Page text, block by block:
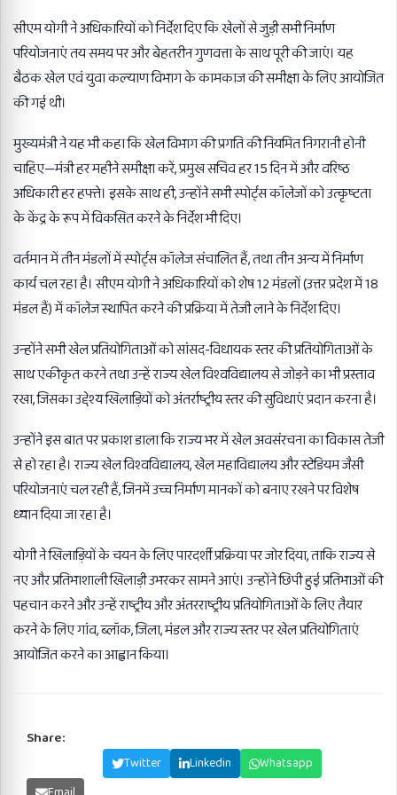
सीएम योगी ने अधिकारियों को निर्देश दिए कि खेलों से जुड़ी सभी निर्माण
परियोजनाएं तय समय पर और बेहतरीन गुणवत्ता के साथ पूरी की जाएं। यह
बैठक खेल एवं युवा कल्याण विभाग के कामकाज की समीक्षा के लिए आयोजित
की गई थी।
मुख्यमंत्री ने यह भी कहा कि खेल विभाग की प्रगति की नियमित निगरानी होनी
चाहिए—मंत्री हर महीने समीक्षा करें, प्रमुख सचिव हर 15 दिन में और वरिष्ठ
अधिकारी हर हफ्ते। इसके साथ ही, उन्होंने सभी स्पोर्ट्स कॉलेजों को उत्कृष्टता
के केंद्र के रूप में विकसित करने के निर्देश भी दिए।
वर्तमान में तीन मंडलों में स्पोर्ट्स कॉलेज संचालित हैं, तथा तीन अन्य में निर्माण
कार्य चल रहा है। सीएम योगी ने अधिकारियों को शेष 12 मंडलों (उत्तर प्रदेश में 18
मंडल हैं) में कॉलेज स्थापित करने की प्रक्रिया में तेजी लाने के निर्देश दिए।
उन्होंने सभी खेल प्रतियोगिताओं को सांसद-विधायक स्तर की प्रतियोगिताओं के
साथ एकीकृत करने तथा उन्हें राज्य खेल विश्वविद्यालय से जोड़ने का भी प्रस्ताव
रखा, जिसका उद्देश्य खिलाड़ियों को अंतर्राष्ट्रीय स्तर की सुविधाएं प्रदान करना है।
उन्होंने इस बात पर प्रकाश डाला कि राज्य भर में खेल अवसंरचना का विकास तेजी
से हो रहा है। राज्य खेल विश्वविद्यालय, खेल महाविद्यालय और स्टेडियम जैसी
परियोजनाएं चल रही हैं, जिनमें उच्च निर्माण मानकों को बनाए रखने पर विशेष
ध्यान दिया जा रहा है।
योगी ने खिलाड़ियों के चयन के लिए पारदर्शी प्रक्रिया पर जोर दिया, ताकि राज्य से
नए और प्रतिभाशाली खिलाड़ी उभरकर सामने आएं। उन्होंने छिपी हुई प्रतिभाओं की
पहचान करने और उन्हें राष्ट्रीय और अंतरराष्ट्रीय प्रतियोगिताओं के लिए तैयार
करने के लिए गांव, ब्लॉक, जिला, मंडल और राज्य स्तर पर खेल प्रतियोगिताएं
आयोजित करने का आह्वान किया।
Share:
Twitter Linkedin
Whatsapp